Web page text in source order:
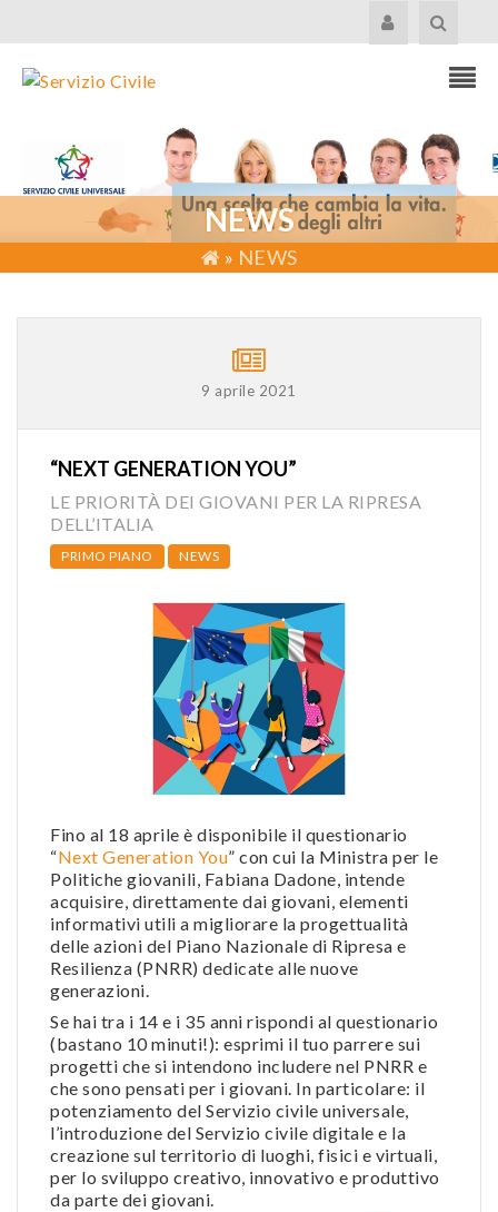
NEWS
» NEWS
9 aprile 2021
“NEXT GENERATION YOU”
LE PRIORITÀ DEI GIOVANI PER LA RIPRESA
DELL’ITALIA
PRIMO PIANO NEWS
Fino al 18 aprile è disponibile il questionario
“Next Generation You” con cui la Ministra per le
Politiche giovanili, Fabiana Dadone, intende
acquisire, direttamente dai giovani, elementi
informativi utili a migliorare la progettualità
delle azioni del Piano Nazionale di Ripresa e
Resilienza (PNRR) dedicate alle nuove
generazioni.
Se hai tra i 14 e i 35 anni rispondi al questionario
(bastano 10 minuti!): esprimi il tuo parrere sui
progetti che si intendono includere nel PNRR e
che sono pensati per i giovani. In particolare: il
potenziamento del Servizio civile universale,
l’introduzione del Servizio civile digitale e la
creazione sul territorio di luoghi, fisici e virtuali,
per lo sviluppo creativo, innovativo e produttivo
da parte dei giovani.